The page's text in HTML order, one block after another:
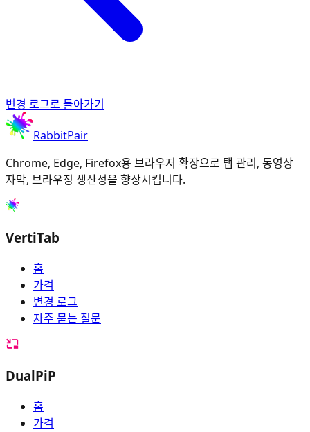
변경 로그로 돌아가기
RabbitPair
Chrome, Edge, Firefox용 브라우저 확장으로 탭 관리, 동영상
자막, 브라우징 생산성을 향상시킵니다.
VertiTab
홈
가격
변경 로그
자주 묻는 질문
DualPiP
홈
가격